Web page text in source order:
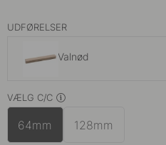
UDFØRELSER
Valnød
Eg
VÆLG C/C
64mm 128mm